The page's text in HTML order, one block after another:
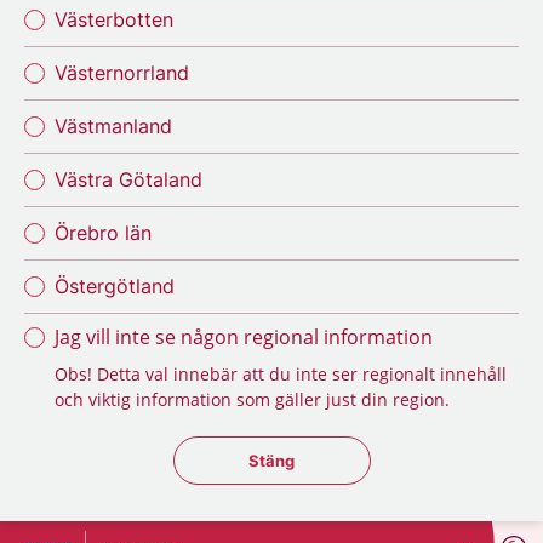
Västerbotten
Västernorrland
Västmanland
Västra Götaland
Örebro län
Östergötland
Jag vill inte se någon regional information
Obs! Detta val innebär att du inte ser regionalt innehåll
och viktig information som gäller just din region.
Stäng regionsväljaren
Stäng